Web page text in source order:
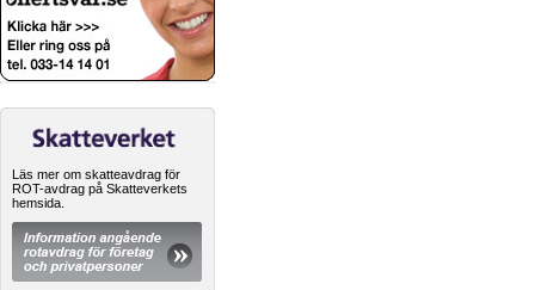
Läs mer om skatteavdrag för
ROT-avdrag på Skatteverkets
hemsida.